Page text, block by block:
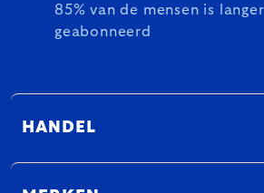
85% van de mensen is
geabonneerd
HANDEL